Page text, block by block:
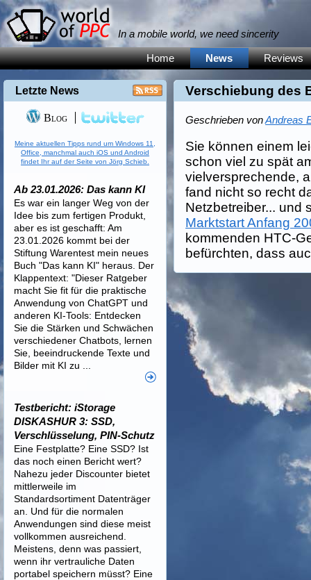
In a mobile world, we need sincerity
Home News Reviews
Verschiebung des
Geschrieben vonAndreas
Sie können einem
schon viel zu spät
vielversprechende,
fand nicht so recht
Netzbetreiber... und
Marktstart Anfang
kommenden HTC-
befürchten, dass
Letzte News
Blog
Meine aktuellen Tipps rund um Windows 11,
Office, manchmal auch iOS und Android
findet Ihr auf der Seite von Jörg Schieb.
Ab 23.01.2026: Das kann KI
Es war ein langer Weg von der
Idee bis zum fertigen Produkt,
aber es ist geschafft: Am
23.01.2026 kommt bei der
Stiftung Warentest mein neues
Buch "Das kann KI" heraus. Der
Klappentext: "Dieser Ratgeber
macht Sie fit für die praktische
Anwendung von ChatGPT und
anderen KI-Tools: Entdecken
Sie die Stärken und Schwächen
verschiedener Chatbots, lernen
Sie, beeindruckende Texte und
Bilder mit KI zu ...
Testbericht: iStorage
DISKASHUR 3: SSD,
Verschlüsselung, PIN-Schutz
Eine Festplatte? Eine SSD? Ist
das noch einen Bericht wert?
Nahezu jeder Discounter bietet
mittlerweile im
Standardsortiment Datenträger
an. Und für die normalen
Anwendungen sind diese meist
vollkommen ausreichend.
Meistens, denn was passiert,
wenn ihr vertrauliche Daten
portabel speichern müsst? Eine